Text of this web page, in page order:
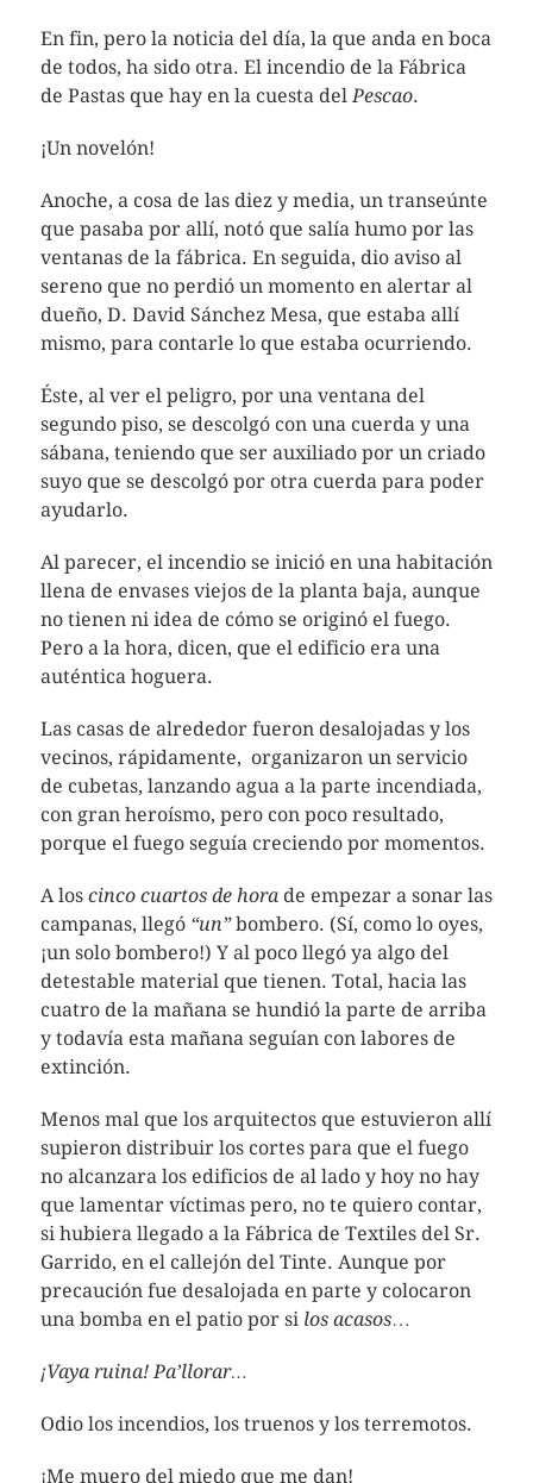
En fin, pero la noticia del día, la que anda en boca
de todos, ha sido otra. El incendio de la Fábrica
de Pastas que hay en la cuesta delPescao.
¡Un novelón!
Anoche, a cosa de las diez y media, un transeúnte
que pasaba por allí, notó que salía humo por las
ventanas de la fábrica. En seguida, dio aviso al
sereno que no perdió un momento en alertar al
dueño, D. David Sánchez Mesa, que estaba allí
mismo, para contarle lo que estaba ocurriendo.
Éste, al ver el peligro, por una ventana del
segundo piso, se descolgó con una cuerda y una
sábana, teniendo que ser auxiliado por un criado
suyo que se descolgó por otra cuerda para poder
ayudarlo.
Al parecer, el incendio se inició en una habitación
llena de envases viejos de la planta baja, aunque
no tienen ni idea de cómo se originó el fuego.
Pero a la hora, dicen, que el edificio era una
auténtica hoguera.
Las casas de alrededor fueron desalojadas y los
vecinos, rápidamente, organizaron un servicio
de cubetas, lanzando agua a la parte incendiada,
con gran heroísmo, pero con poco resultado,
porque el fuego seguía creciendo por momentos.
A los cinco cuartos de horade empezar a sonar las
campanas, llegó “un”bombero. (Sí, como lo oyes,
¡un solo bombero!) Y al poco llegó ya algo del
detestable material que tienen. Total, hacia las
cuatro de la mañana se hundió la parte de arriba
y todavía esta mañana seguían con labores de
extinción.
Menos mal que los arquitectos que estuvieron allí
supieron distribuir los cortes para que el fuego
no alcanzara los edificios de al lado y hoy no hay
que lamentar víctimas pero, no te quiero contar,
si hubiera llegado a la Fábrica de Textiles del Sr.
Garrido, en el callejón del Tinte. Aunque por
precaución fue desalojada en parte y colocaron
una bomba en el patio por si los acasos…
¡Vaya ruina! Pa’llorar…
Odio los incendios, los truenos y los terremotos.
¡Me muero del miedo que me dan!